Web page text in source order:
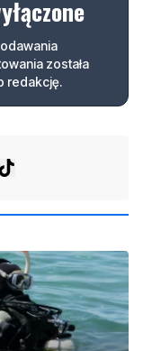
redakcję.
3